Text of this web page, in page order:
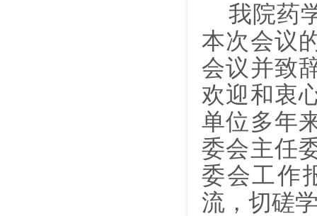
我院药
本次会议
会议并致
欢迎和衷
单位多年
委会主任
委会工作
流，切磋